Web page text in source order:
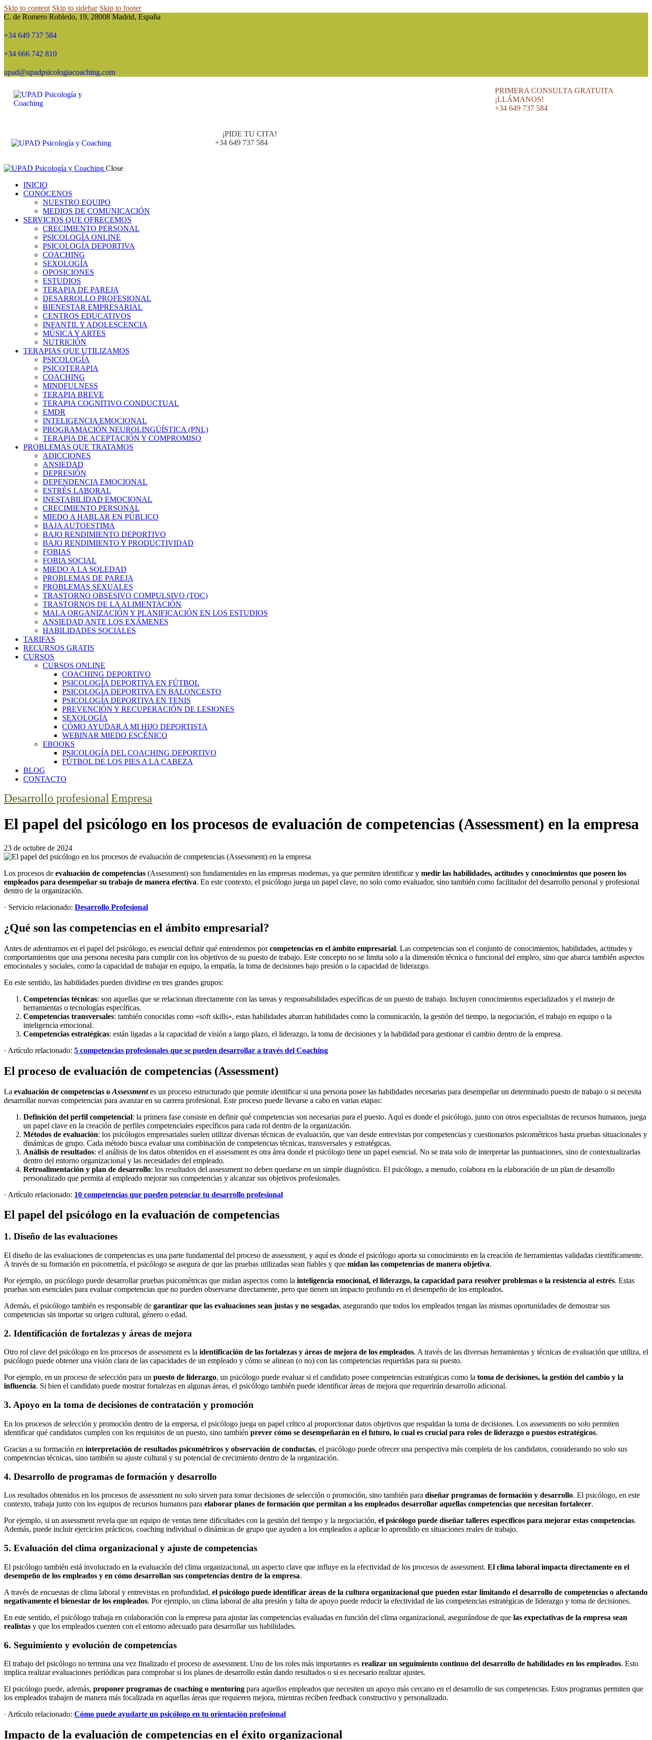
Skip to content Skip to sidebar Skip to footer
C. de Romero Robledo, 19, 28008 Madrid, España
+34 649 737 584
+34 666 742 810
upad@upadpsicologiacoaching.com
PRIMERA CONSULTA GRATUITA
¡LLÁMANOS!
+34 649 737 584
¡PIDE TU CITA!
+34 649 737 584
Close
INICIO
CONÓCENOS
NUESTRO EQUIPO
MEDIOS DE COMUNICACIÓN
SERVICIOS QUE OFRECEMOS
CRECIMIENTO PERSONAL
PSICOLOGÍA ONLINE
PSICOLOGÍA DEPORTIVA
COACHING
SEXOLOGÍA
OPOSICIONES
ESTUDIOS
TERAPIA DE PAREJA
DESARROLLO PROFESIONAL
BIENESTAR EMPRESARIAL
CENTROS EDUCATIVOS
INFANTIL Y ADOLESCENCIA
MÚSICA Y ARTES
NUTRICIÓN
TERAPIAS QUE UTILIZAMOS
PSICOLOGÍA
PSICOTERAPIA
COACHING
MINDFULNESS
TERAPIA BREVE
TERAPIA COGNITIVO CONDUCTUAL
EMDR
INTELIGENCIA EMOCIONAL
PROGRAMACIÓN NEUROLINGÜÍSTICA (PNL)
TERAPIA DE ACEPTACIÓN Y COMPROMISO
PROBLEMAS QUE TRATAMOS
ADICCIONES
ANSIEDAD
DEPRESIÓN
DEPENDENCIA EMOCIONAL
ESTRÉS LABORAL
INESTABILIDAD EMOCIONAL
CRECIMIENTO PERSONAL
MIEDO A HABLAR EN PÚBLICO
BAJA AUTOESTIMA
BAJO RENDIMIENTO DEPORTIVO
BAJO RENDIMIENTO Y PRODUCTIVIDAD
FOBIAS
FOBIA SOCIAL
MIEDO A LA SOLEDAD
PROBLEMAS DE PAREJA
PROBLEMAS SEXUALES
TRASTORNO OBSESIVO COMPULSIVO (TOC)
TRASTORNOS DE LA ALIMENTACIÓN
MALA ORGANIZACIÓN Y PLANIFICACIÓN EN LOS ESTUDIOS
ANSIEDAD ANTE LOS EXÁMENES
HABILIDADES SOCIALES
TARIFAS
RECURSOS GRATIS
CURSOS
CURSOS ONLINE
COACHING DEPORTIVO
PSICOLOGÍA DEPORTIVA EN FÚTBOL
PSICOLOGÍA DEPORTIVA EN BALONCESTO
PSICOLOGÍA DEPORTIVA EN TENIS
PREVENCIÓN Y RECUPERACIÓN DE LESIONES
SEXOLOGÍA
CÓMO AYUDAR A MI HIJO DEPORTISTA
WEBINAR MIEDO ESCÉNICO
EBOOKS
PSICOLOGÍA DEL COACHING DEPORTIVO
FÚTBOL DE LOS PIES A LA CABEZA
BLOG
CONTACTO
Desarrollo profesional Empresa
El papel del psicólogo en los procesos de evaluación de competencias (Assessment) en la empresa
23 de octubre de 2024
Los procesos de evaluación de competencias (Assessment) son fundamentales en las empresas modernas, ya que permiten identificar y medir las habilidades, actitudes y conocimientos que poseen los
empleados para desempeñar su trabajo de manera efectiva. En este contexto, el psicólogo juega un papel clave, no solo como evaluador, sino también como facilitador del desarrollo personal y profesional
dentro de la organización.
· Servicio relacionado: Desarrollo Profesional
¿Qué son las competencias en el ámbito empresarial?
Antes de adentrarnos en el papel del psicólogo, es esencial definir qué entendemos porcompetencias en el ámbito empresarial. Las competencias son el conjunto de conocimientos, habilidades, actitudes y
comportamientos que una persona necesita para cumplir con los objetivos de su puesto de trabajo. Este concepto no se limita solo a la dimensión técnica o funcional del empleo, sino que abarca también aspectos
emocionales y sociales, como la capacidad de trabajar en equipo, la empatía, la toma de decisiones bajo presión o la capacidad de liderazgo.
En este sentido, las habilidades pueden dividirse en tres grandes grupos:
Competencias técnicas: son aquellas que se relacionan directamente con las tareas y responsabilidades específicas de un puesto de trabajo. Incluyen conocimientos especializados y el manejo de
herramientas o tecnologías específicas.
Competencias transversales: también conocidas como «soft skills», estas habilidades abarcan habilidades como la comunicación, la gestión del tiempo, la negociación, el trabajo en equipo o la
inteligencia emocional.
Competencias estratégicas: están ligadas a la capacidad de visión a largo plazo, el liderazgo, la toma de decisiones y la habilidad para gestionar el cambio dentro de la empresa.
· Artículo relacionado: 5 competencias profesionales que se pueden desarrollar a través del Coaching
El proceso de evaluación de competencias (Assessment)
La evaluación de competencias o Assessmentes un proceso estructurado que permite identificar si una persona posee las habilidades necesarias para desempeñar un determinado puesto de trabajo o si necesita
desarrollar nuevas competencias para avanzar en su carrera profesional. Este proceso puede llevarse a cabo en varias etapas:
Definición del perfil competencial: la primera fase consiste en definir qué competencias son necesarias para el puesto. Aquí es donde el psicólogo, junto con otros especialistas de recursos humanos, juega
un papel clave en la creación de perfiles competenciales específicos para cada rol dentro de la organización.
Métodos de evaluación: los psicólogos empresariales suelen utilizar diversas técnicas de evaluación, que van desde entrevistas por competencias y cuestionarios psicométricos hasta pruebas situacionales y
dinámicas de grupo. Cada método busca evaluar una combinación de competencias técnicas, transversales y estratégicas.
Análisis de resultados: el análisis de los datos obtenidos en el assessment es otra área donde el psicólogo tiene un papel esencial. No se trata solo de interpretar las puntuaciones, sino de contextualizarlas
dentro del entorno organizacional y las necesidades del empleado.
Retroalimentación y plan de desarrollo: los resultados del assessment no deben quedarse en un simple diagnóstico. El psicólogo, a menudo, colabora en la elaboración de un plan de desarrollo
personalizado que permita al empleado mejorar sus competencias y alcanzar sus objetivos profesionales.
· Artículo relacionado: 10 competencias que pueden potenciar tu desarrollo profesional
El papel del psicólogo en la evaluación de competencias
1. Diseño de las evaluaciones
El diseño de las evaluaciones de competencias es una parte fundamental del proceso de assessment, y aquí es donde el psicólogo aporta su conocimiento en la creación de herramientas validadas científicamente.
A través de su formación en psicometría, el psicólogo se asegura de que las pruebas utilizadas sean fiables y que midan las competencias de manera objetiva.
Por ejemplo, un psicólogo puede desarrollar pruebas psicométricas que midan aspectos como la inteligencia emocional, el liderazgo, la capacidad para resolver problemas o la resistencia al estrés. Estas
pruebas son esenciales para evaluar competencias que no pueden observarse directamente, pero que tienen un impacto profundo en el desempeño de los empleados.
Además, el psicólogo también es responsable de garantizar que las evaluaciones sean justas y no sesgadas, asegurando que todos los empleados tengan las mismas oportunidades de demostrar sus
competencias sin importar su origen cultural, género o edad.
2. Identificación de fortalezas y áreas de mejora
Otro rol clave del psicólogo en los procesos de assessment es la identificación de las fortalezas y áreas de mejora de los empleados. A través de las diversas herramientas y técnicas de evaluación que utiliza, el
psicólogo puede obtener una visión clara de las capacidades de un empleado y cómo se alinean (o no) con las competencias requeridas para su puesto.
Por ejemplo, en un proceso de selección para un puesto de liderazgo, un psicólogo puede evaluar si el candidato posee competencias estratégicas como la toma de decisiones, la gestión del cambio y la
influencia. Si bien el candidato puede mostrar fortalezas en algunas áreas, el psicólogo también puede identificar áreas de mejora que requerirán desarrollo adicional.
3. Apoyo en la toma de decisiones de contratación y promoción
En los procesos de selección y promoción dentro de la empresa, el psicólogo juega un papel crítico al proporcionar datos objetivos que respaldan la toma de decisiones. Los assessments no solo permiten
identificar qué candidatos cumplen con los requisitos de un puesto, sino también prever cómo se desempeñarán en el futuro, lo cual es crucial para roles de liderazgo o puestos estratégicos.
Gracias a su formación en interpretación de resultados psicométricos y observación de conductas, el psicólogo puede ofrecer una perspectiva más completa de los candidatos, considerando no solo sus
competencias técnicas, sino también su ajuste cultural y su potencial de crecimiento dentro de la organización.
4. Desarrollo de programas de formación y desarrollo
Los resultados obtenidos en los procesos de assessment no solo sirven para tomar decisiones de selección o promoción, sino también para diseñar programas de formación y desarrollo. El psicólogo, en este
contexto, trabaja junto con los equipos de recursos humanos para elaborar planes de formación que permitan a los empleados desarrollar aquellas competencias que necesitan fortalecer.
Por ejemplo, si un assessment revela que un equipo de ventas tiene dificultades con la gestión del tiempo y la negociación, el psicólogo puede diseñar talleres específicos para mejorar estas competencias.
Además, puede incluir ejercicios prácticos, coaching individual o dinámicas de grupo que ayuden a los empleados a aplicar lo aprendido en situaciones reales de trabajo.
5. Evaluación del clima organizacional y ajuste de competencias
El psicólogo también está involucrado en la evaluación del clima organizacional, un aspecto clave que influye en la efectividad de los procesos de assessment. El clima laboral impacta directamente en el
desempeño de los empleados y en cómo desarrollan sus competencias dentro de la empresa.
A través de encuestas de clima laboral y entrevistas en profundidad, el psicólogo puede identificar áreas de la cultura organizacional que pueden estar limitando el desarrollo de competencias o afectando
negativamente el bienestar de los empleados. Por ejemplo, un clima laboral de alta presión y falta de apoyo puede reducir la efectividad de las competencias estratégicas de liderazgo y toma de decisiones.
En este sentido, el psicólogo trabaja en colaboración con la empresa para ajustar las competencias evaluadas en función del clima organizacional, asegurándose de que las expectativas de la empresa sean
realistas y que los empleados cuenten con el entorno adecuado para desarrollar sus habilidades.
6. Seguimiento y evolución de competencias
El trabajo del psicólogo no termina una vez finalizado el proceso de assessment. Uno de los roles más importantes es realizar un seguimiento continuo del desarrollo de habilidades en los empleados. Esto
implica realizar evaluaciones periódicas para comprobar si los planes de desarrollo están dando resultados o si es necesario realizar ajustes.
El psicólogo puede, además, proponer programas de coaching o mentoring para aquellos empleados que necesiten un apoyo más cercano en el desarrollo de sus competencias. Estos programas permiten que
los empleados trabajen de manera más focalizada en aquellas áreas que requieren mejora, mientras reciben feedback constructivo y personalizado.
· Artículo relacionado: Cómo puede ayudarte un psicólogo en tu orientación profesional
Impacto de la evaluación de competencias en el éxito organizacional